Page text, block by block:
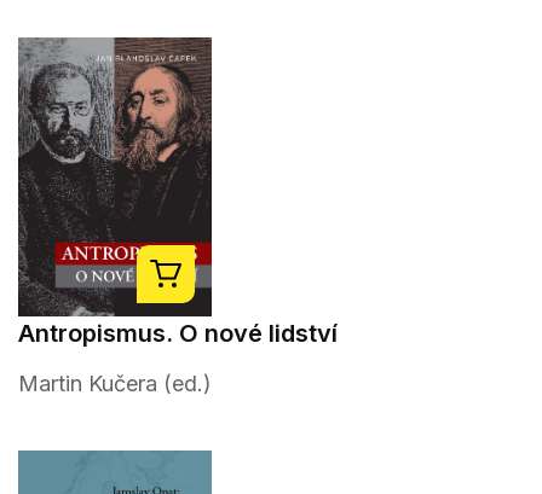
Antropismus. O nové lidství
Martin Kučera (ed.)